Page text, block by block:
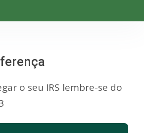
o seu IRS lembre-se do